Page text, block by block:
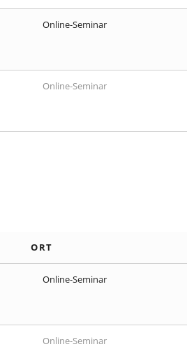
Online-Seminar
Online-Seminar
ORT
Online-Seminar
Online-Seminar